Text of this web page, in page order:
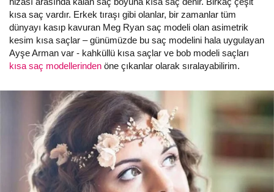
kısa saç vardır. Erkek tıraşı gibi olanlar, bir zamanlar tüm
dünyayı kasıp kavuran Meg Ryan saç modeli olan asimetrik
kesim kısa saçlar – günümüzde bu saç modelini hala uygulayan
Ayşe Arman var - kahküllü kısa saçlar ve bob modeli saçları
kısa saç modellerinden öne çıkanlar olarak sıralayabilirim.